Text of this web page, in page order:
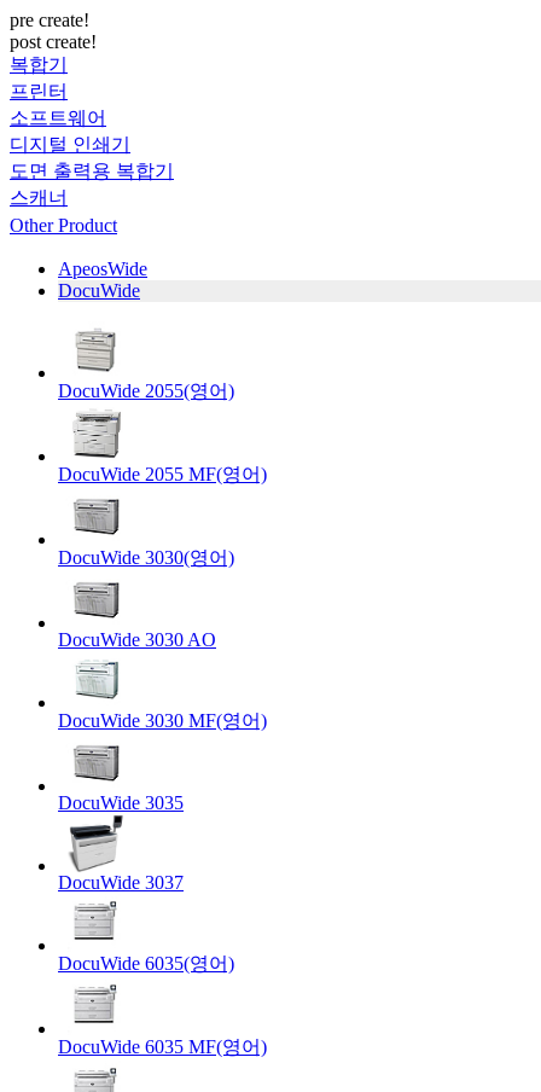
pre create!
post create!
복합기
프린터
소프트웨어
디지털 인쇄기
도면 출력용 복합기
스캐너
Other Product
ApeosWide
DocuWide
DocuWide 2055(영어)
DocuWide 2055 MF(영어)
DocuWide 3030(영어)
DocuWide 3030 AO
DocuWide 3030 MF(영어)
DocuWide 3035
DocuWide 3037
DocuWide 6035(영어)
DocuWide 6035 MF(영어)